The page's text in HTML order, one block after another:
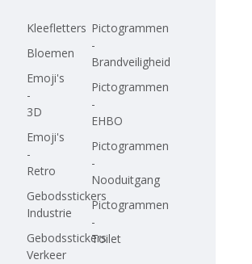
Kleefletters
Bloemen
Emoji's
-
3D
Emoji's
-
Retro
Gebodsstickers
Industrie
Gebodsstickers
Verkeer
Pictogrammen
-
Brandveiligheid
Pictogrammen
-
EHBO
Pictogrammen
-
Nooduitgang
Pictogrammen
-
Toilet